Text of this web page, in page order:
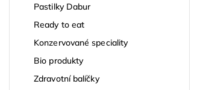
Pastilky Dabur
Ready to eat
Konzervované speciality
Bio produkty
Zdravotní balíčky